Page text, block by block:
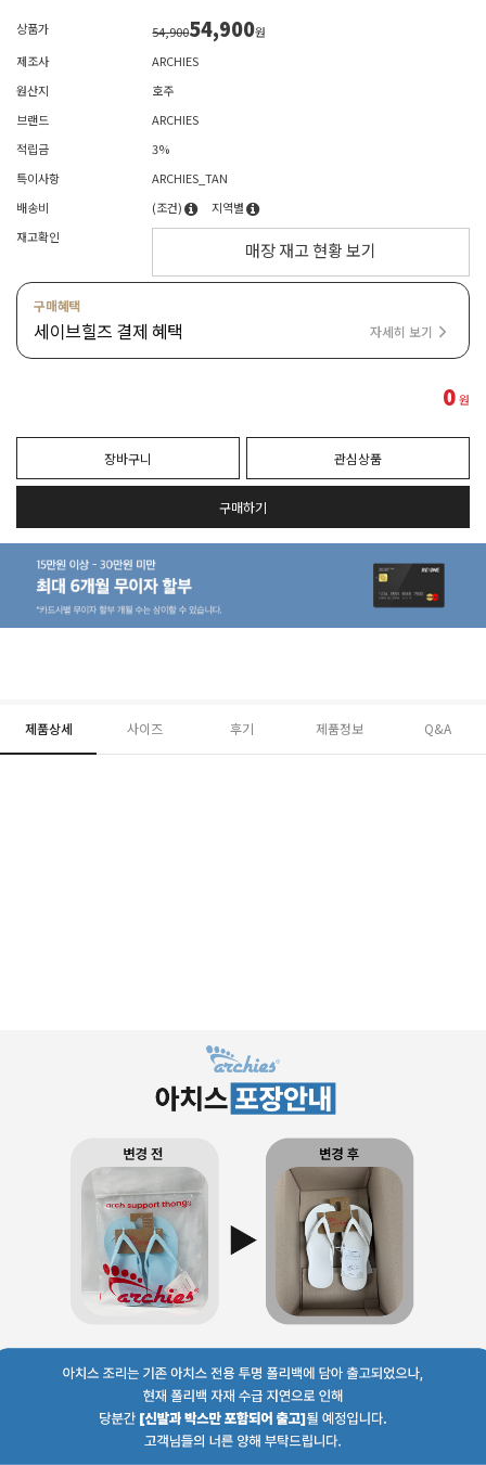
상품가 54,90054,900원
제조사
ARCHIES
원산지
호주
브랜드
ARCHIES
적립금
3%
특이사항
ARCHIES_TAN
배송비
(조건)
지역별
재고확인
매장 재고 현황 보기
구매혜택
세이브힐즈 결제 혜택 자세히 보기
0원
장바구니 관심상품
구매하기
제품상세 사이즈 후기 제품정보 Q&A